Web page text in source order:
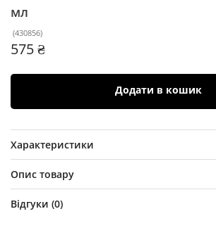
мл
(430856)
575 ₴
Додати в кошик
Характеристики
Опис товару
Відгуки (0)